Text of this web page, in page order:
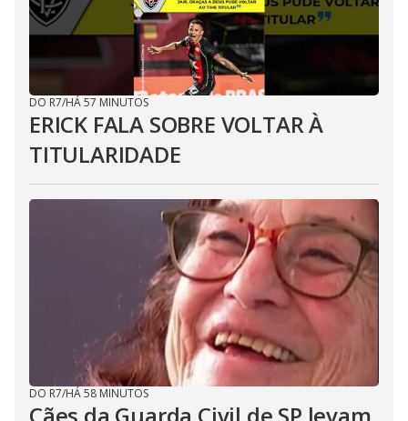
DO R7/HÁ 57 MINUTOS
ERICK FALA SOBRE VOLTAR À
TITULARIDADE
DO R7/HÁ 58 MINUTOS